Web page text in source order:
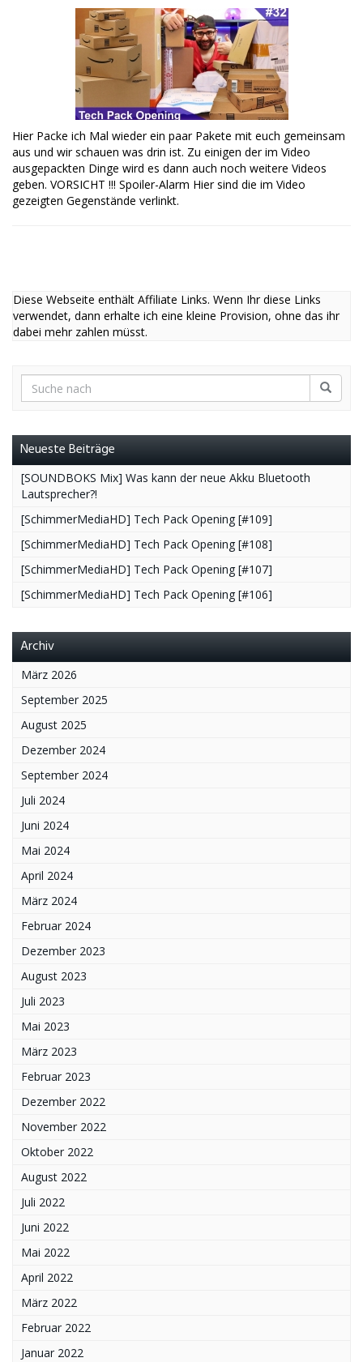
Hier Packe ich Mal wieder ein paar Pakete mit euch gemeinsam
aus und wir schauen was drin ist. Zu einigen der im Video
ausgepackten Dinge wird es dann auch noch weitere Videos
geben. VORSICHT !!! Spoiler-Alarm Hier sind die im Video
gezeigten Gegenstände verlinkt.
Diese Webseite enthält Affiliate Links. Wenn Ihr diese Links
verwendet, dann erhalte ich eine kleine Provision, ohne das ihr
dabei mehr zahlen müsst.
Neueste Beiträge
[SOUNDBOKS Mix] Was kann der neue Akku Bluetooth
Lautsprecher?!
[SchimmerMediaHD] Tech Pack Opening [#109]
[SchimmerMediaHD] Tech Pack Opening [#108]
[SchimmerMediaHD] Tech Pack Opening [#107]
[SchimmerMediaHD] Tech Pack Opening [#106]
Archiv
März 2026
September 2025
August 2025
Dezember 2024
September 2024
Juli 2024
Juni 2024
Mai 2024
April 2024
März 2024
Februar 2024
Dezember 2023
August 2023
Juli 2023
Mai 2023
März 2023
Februar 2023
Dezember 2022
November 2022
Oktober 2022
August 2022
Juli 2022
Juni 2022
Mai 2022
April 2022
März 2022
Februar 2022
Januar 2022